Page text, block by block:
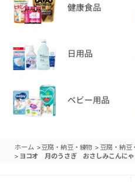
ホーム >豆腐・納豆・練物 > 豆腐・納豆
> ヨコオ 月のうさぎ おさしみこんに